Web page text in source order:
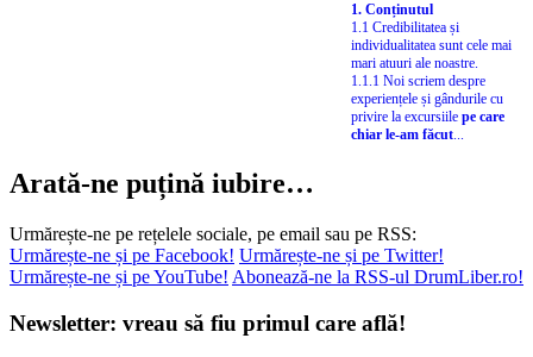
1. Conținutul
1.1 Credibilitatea și
individualitatea sunt cele mai
mari atuuri ale noastre.
1.1.1 Noi scriem despre
experiențele și gândurile cu
privire la excursiile pe care
chiar le-am făcut...
Arată-ne puțină iubire…
Urmărește-ne pe rețelele sociale, pe email sau pe RSS:
Urmărește-ne și pe Facebook! Urmărește-ne și pe Twitter!
Urmărește-ne și pe YouTube! Abonează-ne la RSS-ul DrumLiber.ro!
Newsletter: vreau să fiu primul care află!